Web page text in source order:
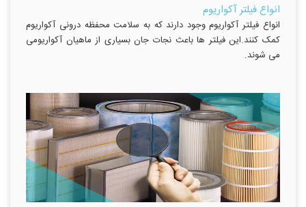
انواع فیلتر آکواریوم
انواع فیلتر آکواریوم وجود دارند که به سلامت محفظه درونی آکواریوم
کمک کنند.این فیلتر ها باعث نجات جان بسیاری از ماهیان آکواریومی
می شوند.